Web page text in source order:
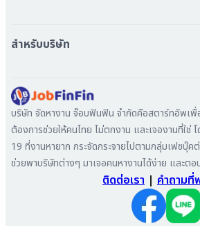
หางาน เชียงใหม่
หางาน สมุทรสาคร
หางาน ระยอง
หางาน สมุทรสาหางาน ภูเก็ต
หางาน พระนครศรีอยุธยา
เข้าสู่ระบบ
สำหรับบริษัท
ลงประกาศรับสมัครงาน
ค้นหาผู้สมัครงาน
ลงโฆษณา
บริษัท จัดหางาน จ๊อบฟินฟิน จำกัดคือสตาร์ทอัพเ
ต้องการช่วยให้คนไทย ไม่ตกงาน และเจองานที่ใช่
19 ที่งานหายาก กระจัดกระจายไปตามกลุ่มเฟซบุ๊ค
ช่วยพาบริษัทต่างๆ มาเจอคนหางานได้ง่าย และต
ติดต่อเรา | คำถาม